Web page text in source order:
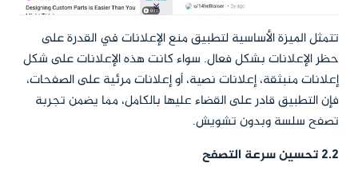
تتمثل الميزة الأساسية لتطبيق منع الإعلانات في القدرة على
حظر الإعلانات بشكل فعال. سواء كانت هذه الإعلانات على شكل
إعلانات منبثقة، إعلانات نصية، أو إعلانات مرئية على الصفحات،
فإن التطبيق قادر على القضاء عليها بالكامل، مما يضمن تجربة
تصفح سلسة وبدون تشويش.
2.2 تحسين سرعة التصفح